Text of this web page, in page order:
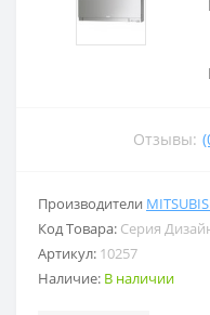
Отзывы:
Производители
Код Товара: Серия
Артикул: 10257
Наличие: В наличии